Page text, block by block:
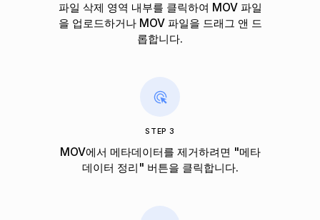
파일 삭제 영역 내부를 클릭하여 MOV 파일
을 업로드하거나 MOV 파일을 드래그 앤 드
롭합니다.
STEP 3
MOV에서 메타데이터를 제거하려면 "메타
데이터 정리" 버튼을 클릭합니다.